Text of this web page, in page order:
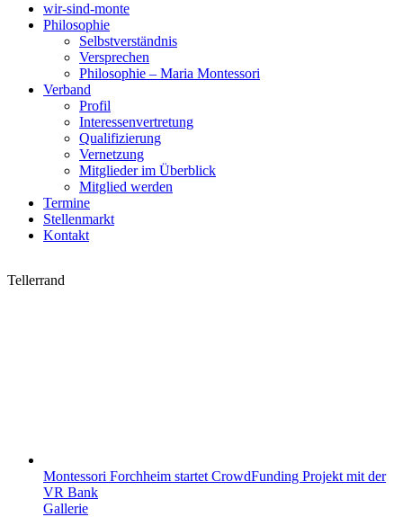
wir-sind-monte
Philosophie
Selbstverständnis
Versprechen
Philosophie – Maria Montessori
Verband
Profil
Interessenvertretung
Qualifizierung
Vernetzung
Mitglieder im Überblick
Mitglied werden
Termine
Stellenmarkt
Kontakt
Tellerrand
Montessori Forchheim startet CrowdFunding Projekt mit der
VR Bank
Gallerie